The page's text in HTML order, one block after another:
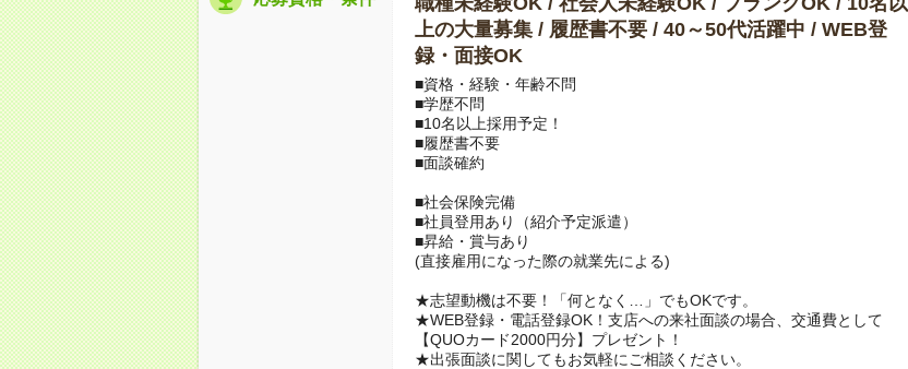
上の大量募集 / 履歴書不要 / 40～50代活躍中 / WEB登
録・面接OK
■資格・経験・年齢不問
■学歴不問
■10名以上採用予定！
■履歴書不要
■面談確約
■社会保険完備
■社員登用あり（紹介予定派遣）
■昇給・賞与あり
(直接雇用になった際の就業先による)
★志望動機は不要！「何となく…」でもOKです。
★WEB登録・電話登録OK！支店への来社面談の場合、交通費として
【QUOカード2000円分】プレゼント！
★出張面談に関してもお気軽にご相談ください。